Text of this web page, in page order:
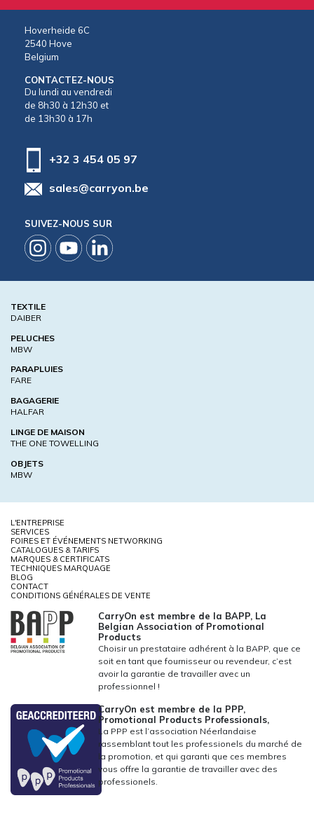
Hoverheide 6C
2540 Hove
Belgium
CONTACTEZ-NOUS
Du lundi au vendredi
de 8h30 à 12h30 et
de 13h30 à 17h
+32 3 454 05 97
sales@carryon.be
SUIVEZ-NOUS SUR
TEXTILE
DAIBER
PELUCHES
MBW
PARAPLUIES
FARE
BAGAGERIE
HALFAR
LINGE DE MAISON
THE ONE TOWELLING
OBJETS
MBW
L'ENTREPRISE
SERVICES
FOIRES ET ÉVÉNEMENTS NETWORKING
CATALOGUES & TARIFS
MARQUES & CERTIFICATS
TECHNIQUES MARQUAGE
BLOG
CONTACT
CONDITIONS GÉNÉRALES DE VENTE
CarryOn est membre de la BAPP, La
Belgian Association of Promotional
Products
Choisir un prestataire adhérent à la BAPP, que ce
soit en tant que fournisseur ou revendeur, c’est
avoir la garantie de travailler avec un
professionnel !
CarryOn est membre de la PPP,
Promotional Products Professionals,
La PPP est l’association Néerlandaise
rassemblant tout les professionels du marché de
la promotion, et qui garanti que ces membres
vous offre la garantie de travailler avec des
professionels.